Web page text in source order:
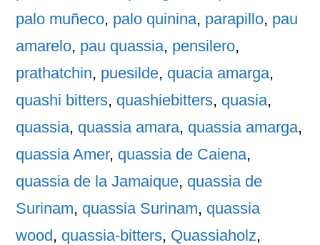
palo muñeco, palo quinina, parapillo, pau
amarelo, pau quassia, pensilero,
prathatchin, puesilde, quacia amarga,
quashi bitters, quashiebitters, quasia,
quassia, quassia amara, quassia amarga,
quassia Amer, quassia de Caiena,
quassia de la Jamaique, quassia de
Surinam, quassia Surinam, quassia
wood, quassia-bitters, Quassiaholz,